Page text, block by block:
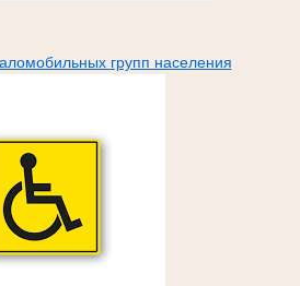
групп населения